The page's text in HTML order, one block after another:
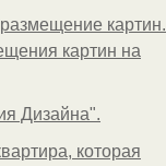
картин.
картин на
Дизайна".
которая